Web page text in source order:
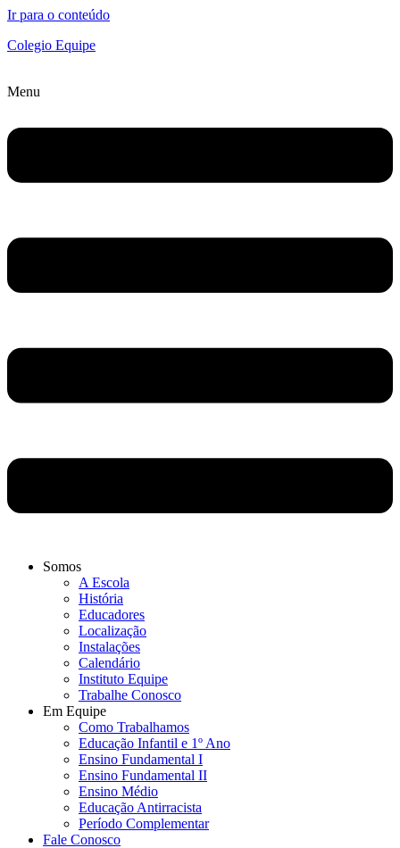
Ir para o conteúdo
Colegio Equipe
Menu
Somos
A Escola
História
Educadores
Localização
Instalações
Calendário
Instituto Equipe
Trabalhe Conosco
Em Equipe
Como Trabalhamos
Educação Infantil e 1º Ano
Ensino Fundamental I
Ensino Fundamental II
Ensino Médio
Educação Antirracista
Período Complementar
Fale Conosco